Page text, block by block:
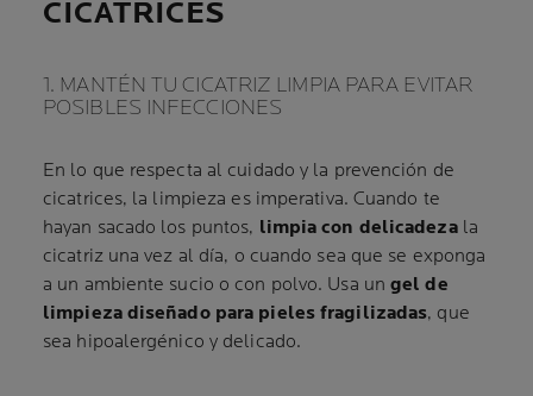
CICATRICES
1. MANTÉN TU CICATRIZ LIMPIA PARA EVITAR
POSIBLES INFECCIONES
En lo que respecta al cuidado y la prevención de
cicatrices, la limpieza es imperativa. Cuando te
hayan sacado los puntos, limpia con delicadezala
cicatriz una vez al día, o cuando sea que se exponga
a un ambiente sucio o con polvo. Usa ungel de
limpieza diseñado para pieles fragilizadas, que
sea hipoalergénico y delicado.